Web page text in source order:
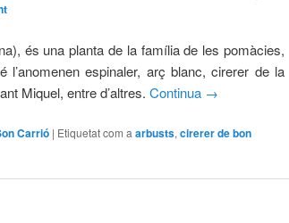
és una planta de la família de les pomàcies,
espinaler, arç blanc, cirerer de la
Miquel, entre d’altres.Continua →
Carrió | Etiquetat com a arbusts,cirerer de bon